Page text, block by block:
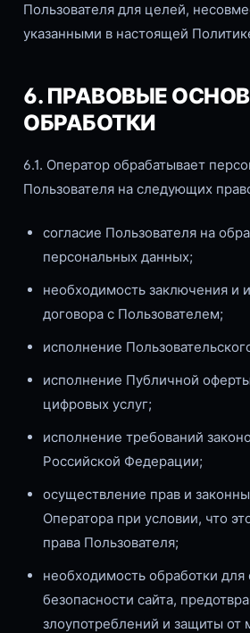
Пользователя для целей,
указанными в настоящей
6. ПРАВОВЫЕ
ОБРАБОТКИ
6.1. Оператор обрабатывает
Пользователя на следующих
согласие Пользователя на
персональных данных;
необходимость заключения и
договора с Пользователем;
исполнение
исполнение Публичной
цифровых услуг;
исполнение требований
Российской Федерации;
осуществление прав и
Оператора при условии, что
права Пользователя;
необходимость обработки
безопасности сайта,
злоупотреблений и защиты от